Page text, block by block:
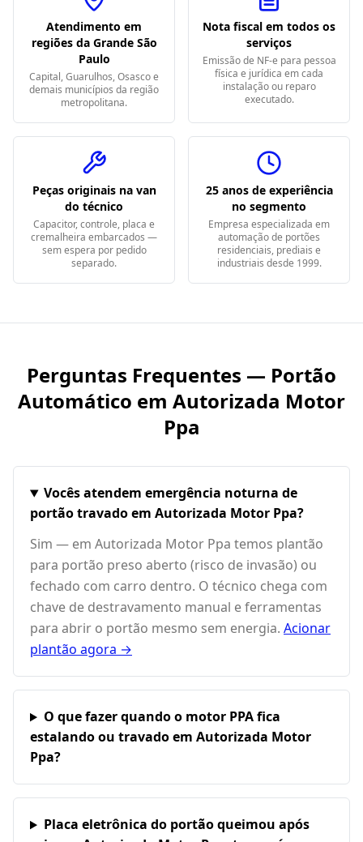
Atendimento em
regiões da Grande São
Paulo
Capital, Guarulhos, Osasco e
demais municípios da região
metropolitana.
Nota fiscal em todos os
serviços
Emissão de NF-e para pessoa
física e jurídica em cada
instalação ou reparo
executado.
Peças originais na van
do técnico
Capacitor, controle, placa e
cremalheira embarcados —
sem espera por pedido
separado.
25 anos de experiência
no segmento
Empresa especializada em
automação de portões
residenciais, prediais e
industriais desde 1999.
Perguntas Frequentes — Portão
Automático em Autorizada Motor
Ppa
Vocês atendem emergência noturna de
portão travado em Autorizada Motor Ppa?
Sim — em Autorizada Motor Ppa temos plantão
para portão preso aberto (risco de invasão) ou
fechado com carro dentro. O técnico chega com
chave de destravamento manual e ferramentas
para abrir o portão mesmo sem energia. Acionar
plantão agora →
O que fazer quando o motor PPA fica
estalando ou travado em Autorizada Motor
Ppa?
Placa eletrônica do portão queimou após